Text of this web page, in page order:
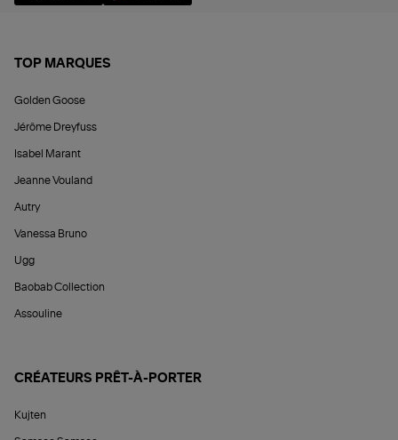
TOP MARQUES
Golden Goose
Jérôme Dreyfuss
Isabel Marant
Jeanne Vouland
Autry
Vanessa Bruno
Ugg
Baobab Collection
Assouline
CRÉATEURS PRÊT-À-PORTER
Kujten